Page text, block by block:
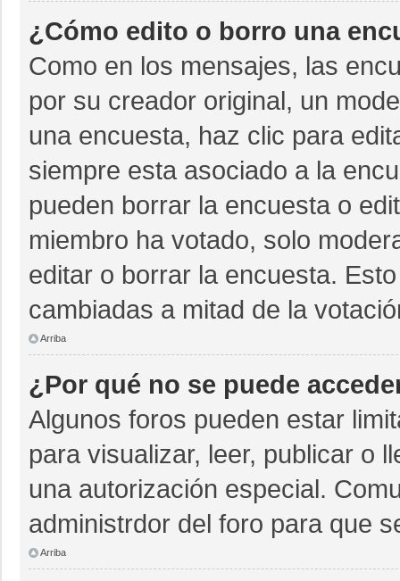
¿Cómo edito o borro una
Como en los mensajes, las
por su creador original, un
una encuesta, haz clic para
siempre esta asociado a la
pueden borrar la encuesta o
miembro ha votado, solo
editar o borrar la encuesta.
cambiadas a mitad de la
Arriba
¿Por qué no se puede
Algunos foros pueden estar
para visualizar, leer, publicar o
una autorización especial.
administrdor del foro para que
Arriba